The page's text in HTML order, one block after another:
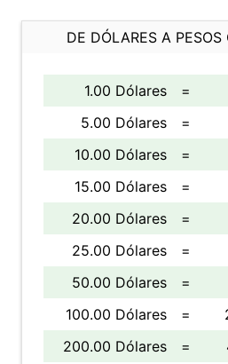
DE DÓLARES A
1.00 Dólares =
5.00 Dólares
=
10.00 Dólares
=
15.00 Dólares
=
20.00 Dólares
=
25.00 Dólares
=
50.00 Dólares
=
100.00 Dólares
=
200.00 Dólares
=